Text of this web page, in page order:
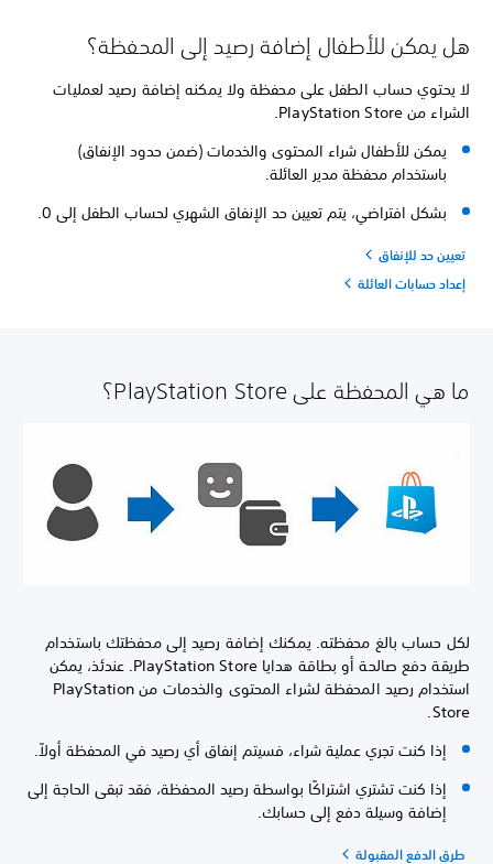
هل يمكن للأطفال إضافة رصيد إلى المحفظة؟
لا يحتوي حساب الطفل على محفظة ولا يمكنه إضافة رصيد لعمليات
الشراء من PlayStation Store.
يمكن للأطفال شراء المحتوى والخدمات (ضمن حدود الإنفاق)
باستخدام محفظة مدير العائلة.
بشكل افتراضي، يتم تعيين حد الإنفاق الشهري لحساب الطفل إلى 0.
تعيين حد للإنفاق
إعداد حسابات العائلة
ما هي المحفظة على PlayStation Store؟
لكل حساب بالغ محفظته. يمكنك إضافة رصيد إلى محفظتك باستخدام
طريقة دفع صالحة أو بطاقة هدايا PlayStation Store. عندئذ، يمكن
استخدام رصيد المحفظة لشراء المحتوى والخدمات من PlayStation
Store.
إذا كنت تجري عملية شراء، فسيتم إنفاق أي رصيد في المحفظة أولاً.
إذا كنت تشتري اشتراكًا بواسطة رصيد المحفظة، فقد تبقى الحاجة إلى
إضافة وسيلة دفع إلى حسابك.
طرق الدفع المقبولة